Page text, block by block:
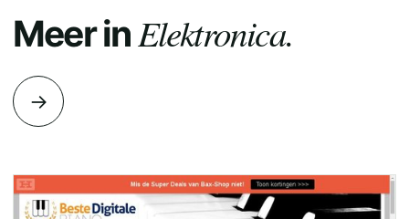
Meer inElektronica.
→